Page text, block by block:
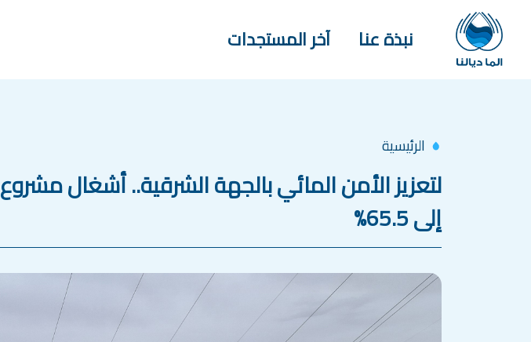
تجاوز إلى المحتوى الرئيسي
Main navigation
نبذة عنا آخر المستجدات
الرئيسية
لتعزيز الأمن المائي بالجهة الشرقية.. أشغال
إلى 65.5%